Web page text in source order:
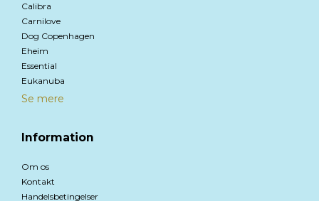
Calibra
Carnilove
Dog Copenhagen
Eheim
Essential
Eukanuba
Se mere
Information
Om os
Kontakt
Handelsbetingelser